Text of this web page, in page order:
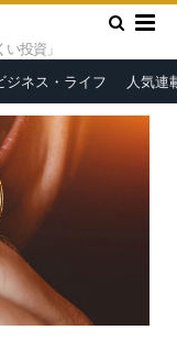
投資」
ジネス・ライフ 人気連
突然上昇？ 取引の
と＝今市太郎